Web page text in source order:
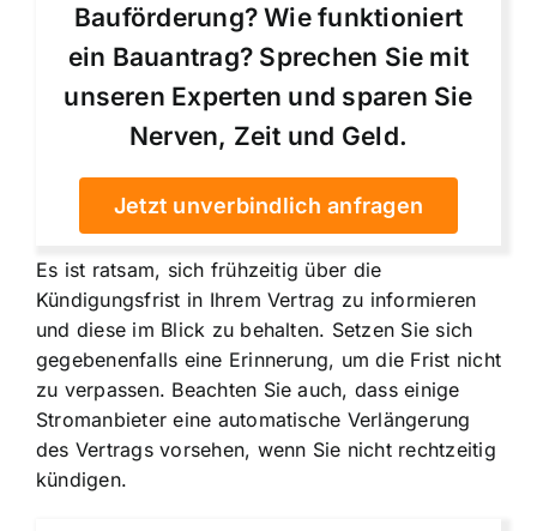
Bauförderung? Wie funktioniert
ein Bauantrag? Sprechen Sie mit
unseren Experten und sparen Sie
Nerven, Zeit und Geld.
Jetzt unverbindlich anfragen
Es ist ratsam, sich frühzeitig über die
Kündigungsfrist in Ihrem Vertrag zu informieren
und diese im Blick zu behalten. Setzen Sie sich
gegebenenfalls eine Erinnerung, um die Frist nicht
zu verpassen. Beachten Sie auch, dass einige
Stromanbieter eine automatische Verlängerung
des Vertrags vorsehen, wenn Sie nicht rechtzeitig
kündigen.